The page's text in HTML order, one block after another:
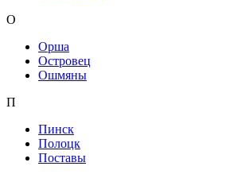
О
Орша
Островец
Ошмяны
П
Пинск
Полоцк
Поставы